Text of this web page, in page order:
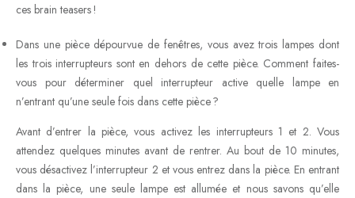
ces brain teasers !
Dans une pièce dépourvue de fenêtres, vous avez trois lampes dont
les trois interrupteurs sont en dehors de cette pièce. Comment faites-
vous pour déterminer quel interrupteur active quelle lampe en
n’entrant qu’une seule fois dans cette pièce ?
Avant d’entrer la pièce, vous activez les interrupteurs 1 et 2. Vous
attendez quelques minutes avant de rentrer. Au bout de 10 minutes,
vous désactivez l’interrupteur 2 et vous entrez dans la pièce. En entrant
dans la pièce, une seule lampe est allumée et nous savons qu’elle